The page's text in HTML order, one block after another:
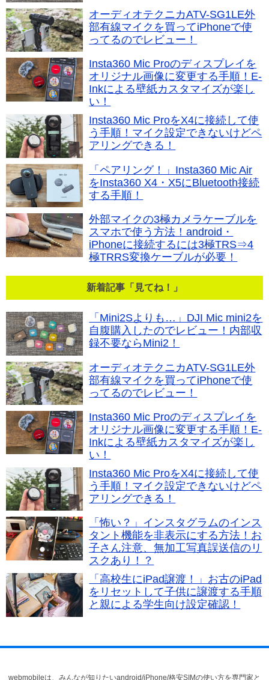
オーディオテクニカATV-SG1LE外
部有線マイクを買ってiPhoneで使
ってるのでレビュー！
Insta360 Mic Proのディスプレイを
オリジナル画像に変更する手順！E-
Inkによる壁紙カスタマイズが楽し
い！
Insta360 Mic ProをX4に接続して使
う手順！マイク設定できないけどペ
アリングできる！
「ペアリング！」Insta360 Mic Air
をInsta360 X4・X5にBluetooth接続
する手順！
外部マイクの3極カメラケーブルを
スマホで使う方法！android・
iPhoneに接続するには3極TRS⇒4
極TRRS変換ケーブルが必要！
新着記事「見てね！」
「Mini2Sよりも…」DJI Mic mini2を
自腹購入したのでレビュー！内部収
録不要ならMini2！
オーディオテクニカATV-SG1LE外
部有線マイクを買ってiPhoneで使
ってるのでレビュー！
Insta360 Mic Proのディスプレイを
オリジナル画像に変更する手順！E-
Inkによる壁紙カスタマイズが楽し
い！
Insta360 Mic ProをX4に接続して使
う手順！マイク設定できないけどペ
アリングできる！
「怖い？」インスタグラムのインス
タント機能を非表示にする方法！お
子さん注意、無加工写真誤送信のリ
スクあり！？
「高校生にiPad譲渡！」お古のiPad
をリセットして子供に譲渡する手順
と親による学生向け設定確認！
webmobileは、みんなが知りたいandroid/iPhone/格安SIMの使い方を専門家と